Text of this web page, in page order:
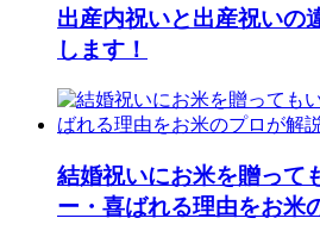
出産内祝いと出産祝いの
します！
結婚祝いにお米を贈って
ー・喜ばれる理由をお米